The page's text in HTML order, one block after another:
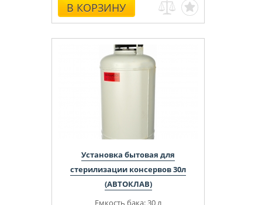
В КОРЗИНУ
Установка бытовая для
стерилизации консервов 30л
(АВТОКЛАВ)
Емкость бака: 30 л